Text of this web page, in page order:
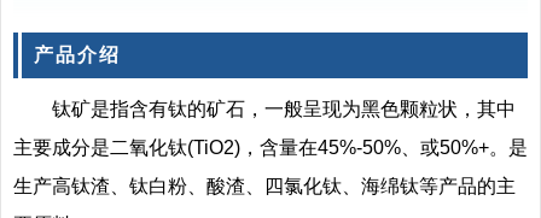
产品介绍
钛矿是指含有钛的矿石，一般呈现为黑色颗粒状，其中
主要成分是二氧化钛(TiO2)，含量在45%-50%、或50%+。是
生产高钛渣、钛白粉、酸渣、四氯化钛、 海绵钛等产品的主